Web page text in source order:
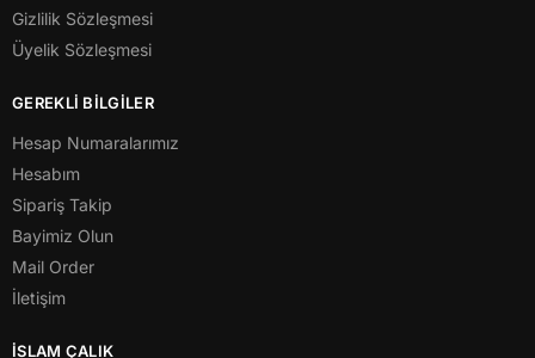
Gizlilik Sözleşmesi
Üyelik Sözleşmesi
GEREKLİ BİLGİLER
Hesap Numaralarımız
Hesabım
Sipariş Takip
Bayimiz Olun
Mail Order
İletişim
İSLAM ÇALIK